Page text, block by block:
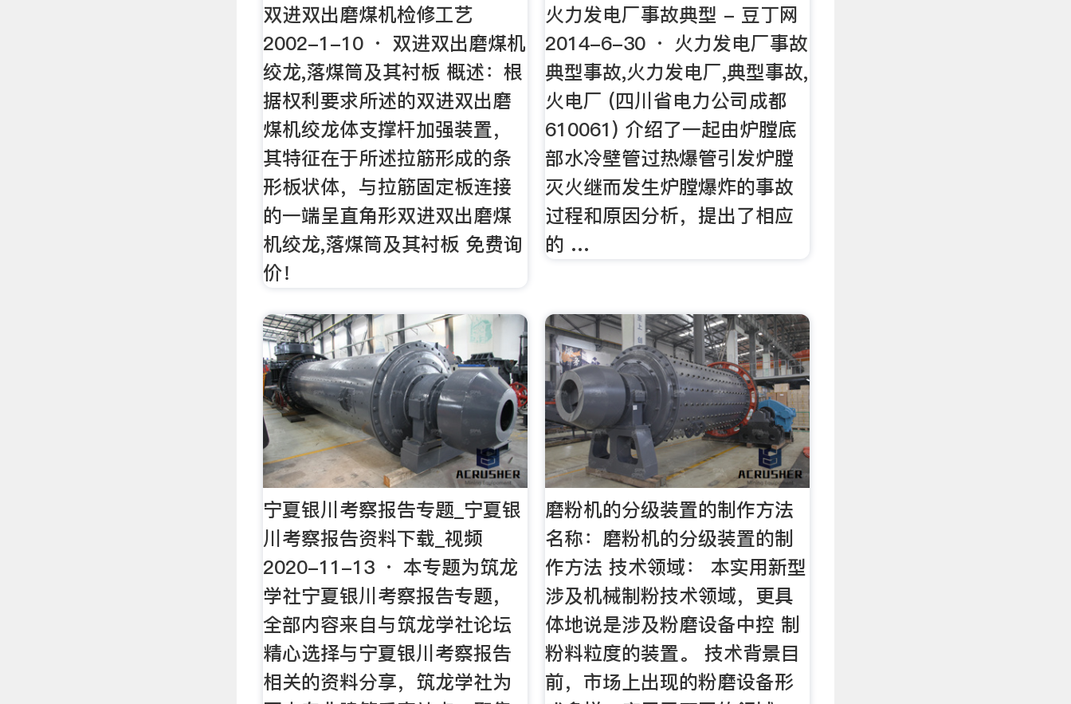
双进双出磨煤机检修工艺
2002-1-10 · 双进双出磨煤机
绞龙,落煤筒及其衬板 概述：根
据权利要求所述的双进双出磨
煤机绞龙体支撑杆加强装置，
其特征在于所述拉筋形成的条
形板状体，与拉筋固定板连接
的一端呈直角形双进双出磨煤
机绞龙,落煤筒及其衬板 免费询
价！
火力发电厂事故典型 - 豆丁网
2014-6-30 · 火力发电厂事故
典型事故,火力发电厂,典型事故,
火电厂 (四川省电力公司成都
610061) 介绍了一起由炉膛底
部水冷壁管过热爆管引发炉膛
灭火继而发生炉膛爆炸的事故
过程和原因分析，提出了相应
的 …
宁夏银川考察报告专题_宁夏银
川考察报告资料下载_视频
2020-11-13 · 本专题为筑龙
学社宁夏银川考察报告专题，
全部内容来自与筑龙学社论坛
精心选择与宁夏银川考察报告
相关的资料分享，筑龙学社为
磨粉机的分级装置的制作方法
名称：磨粉机的分级装置的制
作方法 技术领域： 本实用新型
涉及机械制粉技术领域，更具
体地说是涉及粉磨设备中控 制
粉料粒度的装置。 技术背景目
前，市场上出现的粉磨设备形